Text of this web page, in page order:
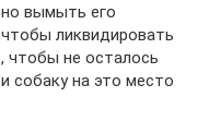
вымыть его
ликвидировать
чтобы не осталось
собаку на это место